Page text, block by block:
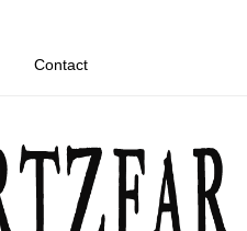
Contact